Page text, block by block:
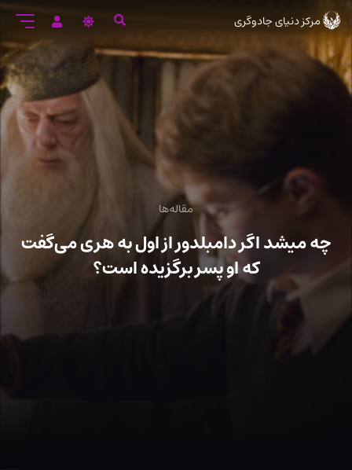
ورود
به
متن
اصلی
مرکز دنیای جادوگری
مقاله‌ها
چه میشد اگر دامبلدور از اول به هری می‌گفت
که او پسر برگزیده است؟